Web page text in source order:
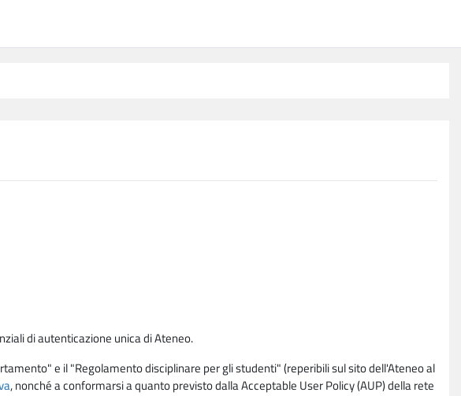
di autenticazione unica di Ateneo.
e il "Regolamento disciplinare per gli studenti" (reperibili sul sito dell'Ateneo al
, nonché a conformarsi a quanto previsto dalla Acceptable User Policy (AUP) della rete